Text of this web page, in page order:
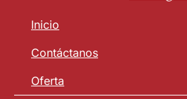
Inicio
Contáctanos
Oferta